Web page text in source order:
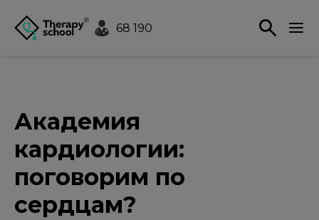
68 190
Академия
кардиологии:
поговорим по
сердцам?